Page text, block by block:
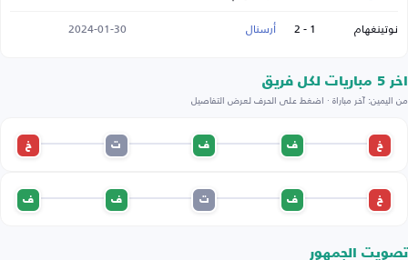
نوتينغهام
1 - 2 أرسنال 2024-01-30
اخر 5 مباريات لكل فريق
من اليمين: آخر مباراة · اضغط على الحرف لعرض التفاصيل
خ ف ف ت خ
خ ف ت ف ف
تصويت الجمهور